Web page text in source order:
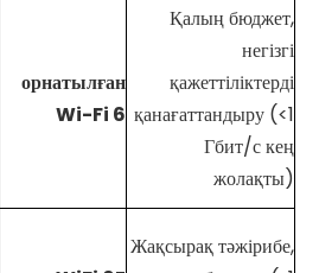
Қалың бюджет,
негізгі
қажеттіліктерді
қанағаттандыру (<1
Гбит/с кең
жолақты)
орнатылған
Wi-Fi 6
Жақсырақ тәжірибе,